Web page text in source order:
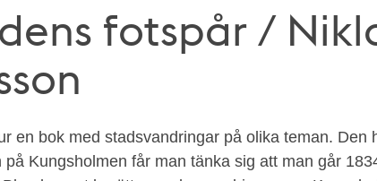
fotspår /
en bok med stadsvandringar på olika teman. Den
på Kungsholmen får man tänka sig att man går